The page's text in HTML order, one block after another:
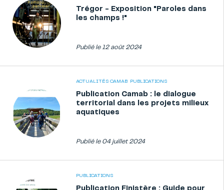
Trégor - Exposition "Paroles dans
les champs !"
Publié le 12 août 2024
ACTUALITÉS CAMAB PUBLICATIONS
Publication Camab : le dialogue
territorial dans les projets milieux
aquatiques
Publié le 04 juillet 2024
PUBLICATIONS
Publication Finistère : Guide pour